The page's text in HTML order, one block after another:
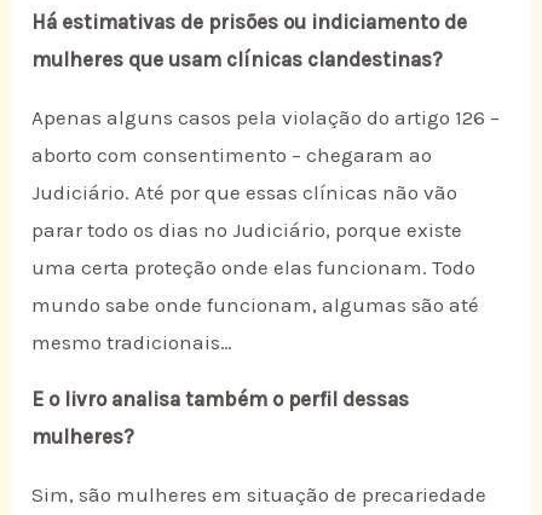
Há estimativas de prisões ou indiciamento de
mulheres que usam clínicas clandestinas?
Apenas alguns casos pela violação do artigo 126 –
aborto com consentimento – chegaram ao
Judiciário. Até por que essas clínicas não vão
parar todo os dias no Judiciário, porque existe
uma certa proteção onde elas funcionam. Todo
mundo sabe onde funcionam, algumas são até
mesmo tradicionais…
E o livro analisa também o perfil dessas
mulheres?
Sim, são mulheres em situação de precariedade